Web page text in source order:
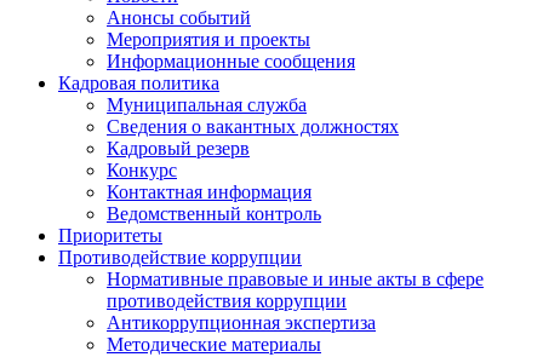
Анонсы событий
Мероприятия и проекты
Информационные сообщения
Кадровая политика
Муниципальная служба
Сведения о вакантных должностях
Кадровый резерв
Конкурс
Контактная информация
Ведомственный контроль
Приоритеты
Противодействие коррупции
Нормативные правовые и иные акты в сфере
противодействия коррупции
Антикоррупционная экспертиза
Методические материалы